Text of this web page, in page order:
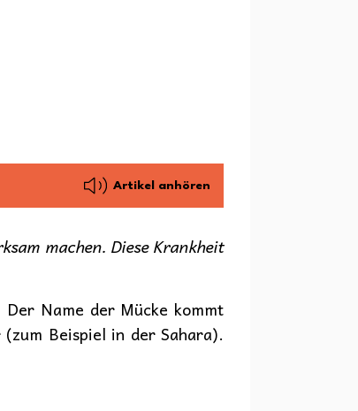
Artikel anhören
machen. Diese Krankheit
Name der Mücke kommt
Beispiel in der Sahara).